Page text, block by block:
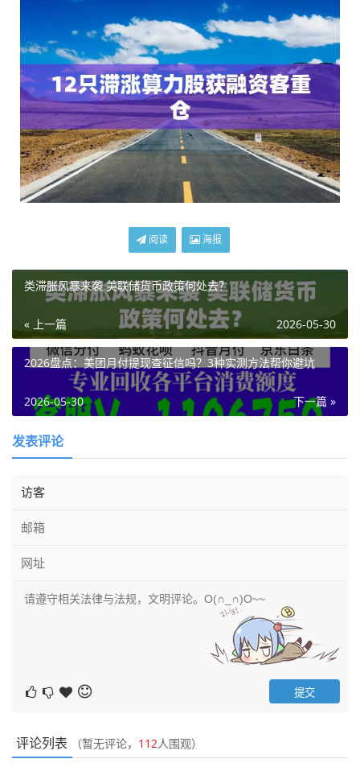
阅读 海报
类滞胀风暴来袭 美联储货币政策何处去？
« 上一篇 2026-05-30
2026盘点：美团月付提现查征信吗？3种实测方法帮你避坑
下一篇 »
2026-05-30
发表评论
评论列表 （暂无评论， 112人围观）